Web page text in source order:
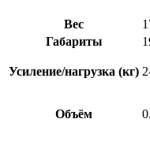
Вес
Габариты
Усиление/нагрузка (кг)
Объём